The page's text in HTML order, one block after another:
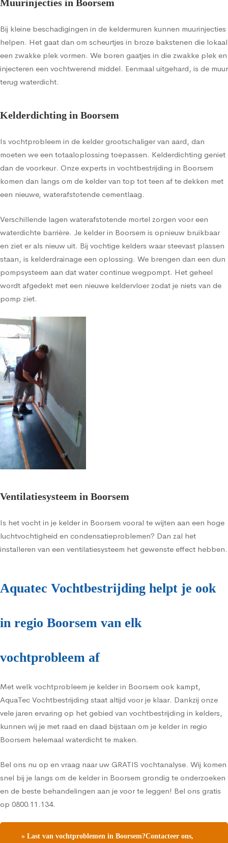
Muurinjecties in Boorsem
Bij kleine beschadigingen in de keldermuren kunnen muurinjecties
helpen. Het gaat dan om scheurtjes in broze bakstenen die lokaal
een zwakke plek vormen. We boren gaatjes in die zwakke plek en
injecteren een vochtwerend middel. Eenmaal uitgehard, is de muur
terug waterdicht.
Kelderdichting in Boorsem
Is vochtprobleem in de kelder grootschaliger van aard, dan
moeten we een totaaloplossing toepassen. Kelderdichting geniet
dan de voorkeur. Onze experts in vochtbestrijding in Boorsem
komen dan langs om de kelder van top tot teen af te dekken met
een nieuwe, waterafstotende cementlaag.
Verschillende lagen waterafstotende mortel zorgen voor een
waterdichte barrière. Je kelder in Boorsem is opnieuw bruikbaar
en ziet er als nieuw uit. Bij vochtige kelders waar steevast plassen
staan, is kelderdrainage een oplossing. We brengen dan een dun
pompsysteem aan dat water continue wegpompt. Het geheel
wordt afgedekt met een nieuwe keldervloer zodat je niets van de
pomp ziet.
Ventilatiesysteem in Boorsem
Is het vocht in je kelder in Boorsem vooral te wijten aan een hoge
luchtvochtigheid en condensatieproblemen? Dan zal het
installeren van een ventilatiesysteem het gewenste effect hebben.
Aquatec Vochtbestrijding helpt je ook
in regio Boorsem van elk
vochtprobleem af
Met welk vochtprobleem je kelder in Boorsem ook kampt,
AquaTec Vochtbestrijding staat altijd voor je klaar. Dankzij onze
vele jaren ervaring op het gebied van vochtbestrijding in kelders,
kunnen wij je met raad en daad bijstaan om je kelder in regio
Boorsem helemaal waterdicht te maken.
Bel ons nu op en vraag naar uw GRATIS vochtanalyse. Wij komen
snel bij je langs om de kelder in Boorsem grondig te onderzoeken
en de beste behandelingen aan je voor te leggen! Bel ons gratis
op 0800.11.134.
» Last van vochtproblemen in Boorsem?Contacteer ons,